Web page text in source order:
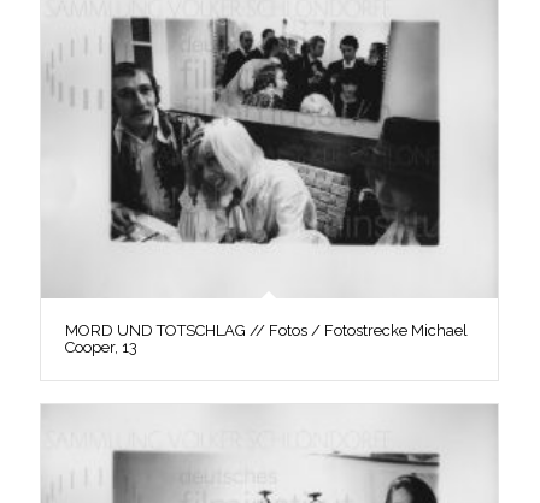
MORD UND TOTSCHLAG // Fotos / Fotostrecke Michael
Cooper, 13